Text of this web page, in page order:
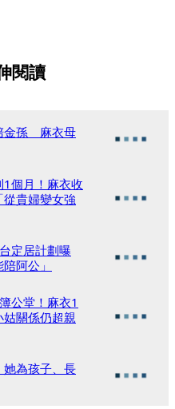
閱讀
金孫 麻衣母
個月！麻衣收
貴婦變女強
定居計劃曝
阿公」
公堂！麻衣1
關係仍超親
為孩子、長